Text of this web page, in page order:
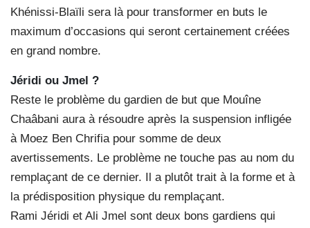
Khénissi-Blaïli sera là pour transformer en buts le
maximum d’occasions qui seront certainement créées
en grand nombre.
Jéridi ou Jmel ?
Reste le problème du gardien de but que Mouîne
Chaâbani aura à résoudre après la suspension infligée
à Moez Ben Chrifia pour somme de deux
avertissements. Le problème ne touche pas au nom du
remplaçant de ce dernier. Il a plutôt trait à la forme et à
la prédisposition physique du remplaçant.
Rami Jéridi et Ali Jmel sont deux bons gardiens qui